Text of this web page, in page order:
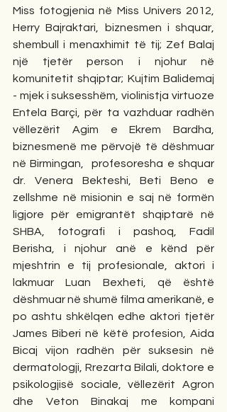
Miss fotogjenia në Miss Univers 2012,
Herry Bajraktari, biznesmen i shquar,
shembull i menaxhimit të tij; Zef Balaj
një tjetër person i njohur në
komunitetit shqiptar; Kujtim Balidemaj
- mjek i suksesshëm, violinistja virtuoze
Entela Barçi, për ta vazhduar radhën
vëllezërit Agim e Ekrem Bardha,
biznesmenë me përvojë të dëshmuar
në Birmingan,  profesoresha e shquar
dr. Venera Bekteshi, Beti Beno e
zellshme në misionin e saj në formën
ligjore për emigrantët shqiptarë në
SHBA, fotografi i pashoq, Fadil
Berisha, i njohur anë e kënd për
mjeshtrin e tij profesionale, aktori i
lakmuar Luan Bexheti, që është
dëshmuar në shumë filma amerikanë, e
po ashtu shkëlqen edhe aktori tjetër
James Biberi në këtë profesion, Aida
Bicaj vijon radhën për suksesin në
dermatologji, Rrezarta Bilali, doktore e
psikologjisë sociale, vëllezërit Agron
dhe Veton Binakaj me kompani